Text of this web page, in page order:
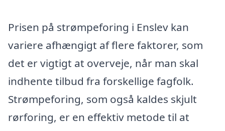
Prisen på strømpeforing i Enslev kan
variere afhængigt af flere faktorer, som
det er vigtigt at overveje, når man skal
indhente tilbud fra forskellige fagfolk.
Strømpeforing, som også kaldes skjult
rørforing, er en effektiv metode til at